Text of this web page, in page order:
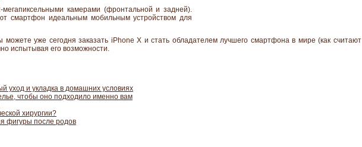
камерами (фронтальной и задней).
смартфон идеальным мобильным устройством для
уже сегодня заказать iPhone X и стать обладателем лучшего смартфона в мире (как считают
испытывая его возможности.
уход и укладка в домашних условиях
чтобы оно подходило именно вам
хирургии?
фигуры после родов